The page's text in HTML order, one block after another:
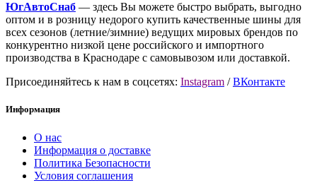
ЮгАвтоСнаб — здесь Вы можете быстро выбрать, выгодно
оптом и в розницу недорого купить качественные шины для
всех сезонов (летние/зимние) ведущих мировых брендов по
конкурентно низкой цене российского и импортного
производства в Краснодаре с самовывозом или доставкой.
Присоединяйтесь к нам в соцсетях: Instagram /ВКонтакте
Информация
О нас
Информация о доставке
Политика Безопасности
Условия соглашения